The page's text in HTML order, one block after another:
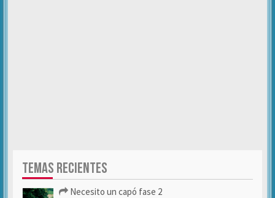
TEMAS RECIENTES
Necesito un capó fase 2